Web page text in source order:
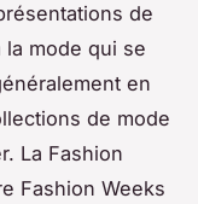
de
la mode qui se
en
de mode
La Fashion
Fashion Weeks